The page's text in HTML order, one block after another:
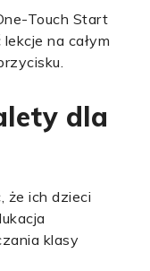
Touch Start
na całym
dla
że ich dzieci
klasy